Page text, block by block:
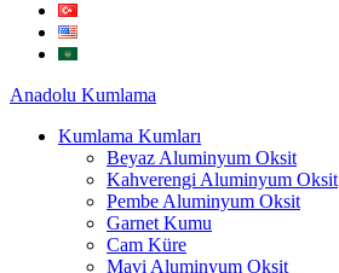
Anadolu Kumlama
Kumlama Kumları
Beyaz Aluminyum Oksit
Kahverengi Aluminyum Oksit
Pembe Aluminyum Oksit
Garnet Kumu
Cam Küre
Mavi Aluminyum Oksit